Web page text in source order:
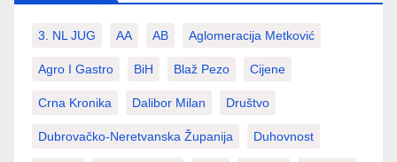
3. NL JUG AA AB Aglomeracija Metković
Agro I Gastro BiH Blaž Pezo Cijene
Crna Kronika Dalibor Milan Društvo
Dubrovačko-Neretvanska Županija Duhovnost